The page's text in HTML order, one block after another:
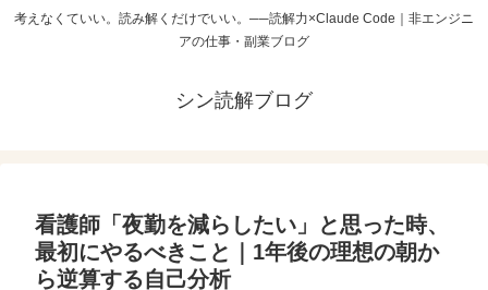
考えなくていい。読み解くだけでいい。──読解力×Claude Code｜非エンジニ
アの仕事・副業ブログ
シン読解ブログ
看護師「夜勤を減らしたい」と思った時、
最初にやるべきこと｜1年後の理想の朝か
ら逆算する自己分析